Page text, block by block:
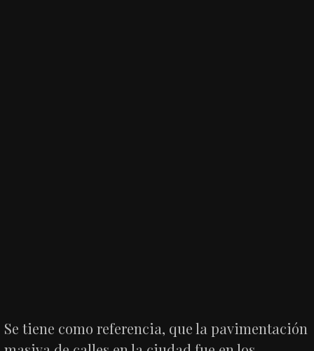
Se tiene como referencia, que la pavimentación